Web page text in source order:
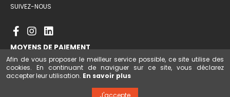
Ajouter au panier
SUIVEZ-NOUS
MOYENS DE PAIEMENT
Afin de vous proposer le meilleur service possible, ce site utilise des
cookies. En continuant de naviguer sur ce site, vous déclarez
accepter leur utilisation. En savoir plus
J'accepte